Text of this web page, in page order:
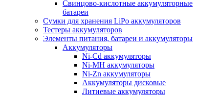
Свинцово-кислотные аккумуляторные
батареи
Сумки для хранения LiPo аккумуляторов
Тестеры аккумуляторов
Элементы питания, батареи и аккумуляторы
Аккумуляторы
Ni-Cd аккумуляторы
Ni-MH аккумуляторы
Ni-Zn аккумуляторы
Аккумуляторы дисковые
Литиевые аккумуляторы